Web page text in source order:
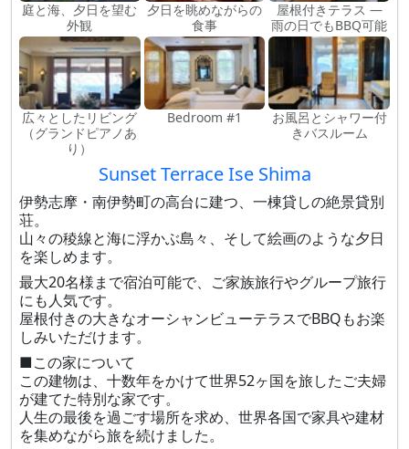
庭と海、夕日を望む
外観
夕日を眺めながらの
食事
屋根付きテラス ―
雨の日でもBBQ可能
広々としたリビング
（グランドピアノあ
り）
Bedroom #1
お風呂とシャワー付
きバスルーム
Sunset Terrace Ise Shima
伊勢志摩・南伊勢町の高台に建つ、一棟貸しの絶景貸別
荘。
山々の稜線と海に浮かぶ島々、そして絵画のような夕日
を楽しめます。
最大20名様まで宿泊可能で、ご家族旅行やグループ旅行
にも人気です。
屋根付きの大きなオーシャンビューテラスでBBQもお楽
しみいただけます。
■この家について
この建物は、十数年をかけて世界52ヶ国を旅したご夫婦
が建てた特別な家です。
人生の最後を過ごす場所を求め、世界各国で家具や建材
を集めながら旅を続けました。